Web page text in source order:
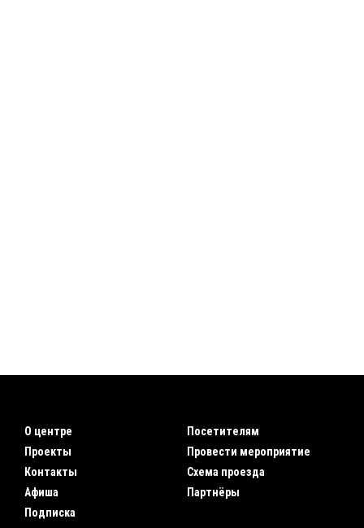
О центре
Проекты
Контакты
Афиша
Подписка
Посетителям
Провести мероприятие
Схема проезда
Партнёры